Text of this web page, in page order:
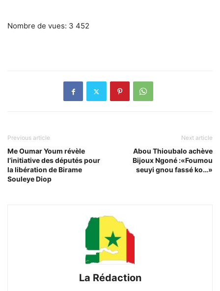
Nombre de vues: 3 452
Previous article
Me Oumar Youm révèle
l’initiative des députés pour
la libération de Birame
Souleye Diop
Next article
Abou Thioubalo achève
Bijoux Ngoné :«Foumou
seuyi gnou fassé ko…»
La Rédaction